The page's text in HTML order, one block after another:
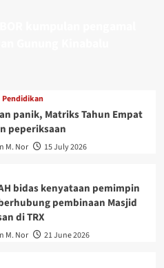
Pendidikan
panik, Matriks Tahun Empat
peperiksaan
M. Nor 15 July 2026
bidas kenyataan pemimpin
pembinaan Masjid
di TRX
M. Nor 21 June 2026